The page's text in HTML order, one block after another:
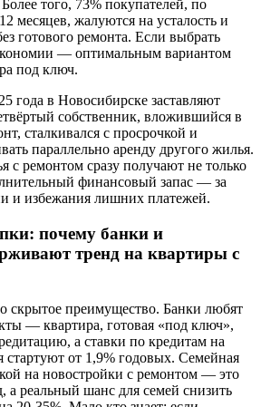
того, 73% покупателей, по
месяцев, жалуются на усталость и
готового ремонта. Если выбрать
— оптимальным вариантом
под ключ.
года в Новосибирске заставляют
собственник, вложившийся в
сталкивался с просрочкой и
параллельно аренду другого жилья.
с ремонтом сразу получают не только
финансовый запас — за
и избежания лишних платежей.
почему банки и
тренд на квартиры с
скрытое преимущество. Банки любят
— квартира, готовая «под ключ»,
а ставки по кредитам на
стартуют от 1,9% годовых. Семейная
на новостройки с ремонтом — это
а реальный шанс для семей снизить